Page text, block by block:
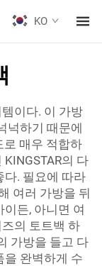
KO
이다. 이 가방
넉하기 때문에
로 매우 적합하
의 다
다. 필요에 따라
여러 가방을 뒤
든, 아니면 여
의 토트백 하
가방을 들고 다
을 완벽하게 수